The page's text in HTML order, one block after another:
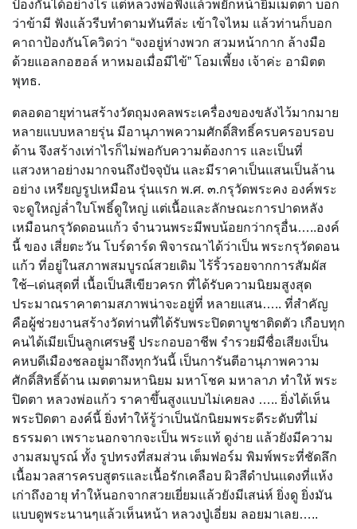
ป้องกันได้อย่างไร แต่หลวงพ่อฟังแล้วพยักหน้ายิ้มเมตตา บอก
ว่าข้ามี ฟังแล้วรีบทำตามทันทีล่ะ เข้าใจไหม แล้วท่านก็บอก
คาถาป้องกันโควิดว่า “จงอยู่ห่างพวก สวมหน้ากาก ล้างมือ
ด้วยแอลกอฮอล์ หาหมอเมื่อมีไข้” โอมเพี้ยง เจ้าค่ะ อามิตต
พุทธ.
ตลอดอายุท่านสร้างวัตถุมงคลพระเครื่องของขลังไว้มากมาย
หลายแบบหลายรุ่น มีอานุภาพความศักดิ์สิทธิ์ครบครอบรอบ
ด้าน จึงสร้างเท่าไรก็ไม่พอกับความต้องการ และเป็นที่
แสวงหาอย่างมากจนถึงปัจจุบัน และมีราคาเป็นแสนเป็นล้าน
อย่าง เหรียญรูปเหมือน รุ่นแรก พ.ศ. ๓.กรุวัดพระคง องค์พระ
จะดูใหญ่ล่ำใบโพธิ์ดูใหญ่ แต่เนื้อและลักษณะการปาดหลัง
เหมือนกรุวัดดอนแก้ว จำนวนพระมีพบน้อยกว่ากรุอื่น…..องค์
นี้ ของ เสี่ยตะวัน โบร์ดาร์ด พิจารณาได้ว่าเป็น พระกรุวัดดอน
แก้ว ที่อยู่ในสภาพสมบูรณ์สวยเดิม ไร้ริ้วรอยจากการสัมผัส
ใช้–เด่นสุดที่ เนื้อเป็นสีเขียวครก ที่ได้รับความนิยมสูงสุด
ประมาณราคาตามสภาพน่าจะอยู่ที่ หลายแสน….. ที่สำคัญ
คือผู้ช่วยงานสร้างวัดท่านที่ได้รับพระปิดตาบูชาติดตัว เกือบทุก
คนได้เมียเป็นลูกเศรษฐี ประกอบอาชีพ รำรวยมีชื่อเสียงเป็น
คหบดีเมืองชลอยู่มาถึงทุกวันนี้ เป็นการันตีอานุภาพความ
ศักดิ์สิทธิ์ด้าน เมตตามหานิยม มหาโชค มหาลาภ ทำให้ พระ
ปิดตา หลวงพ่อแก้ว ราคาขึ้นสูงแบบไม่เคยลง ….. ยิ่งได้เห็น
พระปิดตา องค์นี้ ยิ่งทำให้รู้ว่าเป็นนักนิยมพระดีระดับที่ไม่
ธรรมดา เพราะนอกจากจะเป็น พระแท้ ดูง่าย แล้วยังมีความ
งามสมบูรณ์ ทั้ง รูปทรงที่สมส่วน เต็มฟอร์ม พิมพ์พระที่ชัดลึก
เนื้อมวลสารครบสูตรและเนื้อรักเคลือบ ผิวสีดำปนแดงที่แห้ง
เก่าถึงอายุ ทำให้นอกจากสวยเยี่ยมแล้วยังมีเสน่ห์ ยิ่งดู ยิ่งมัน
แบบดูพระนานๆแล้วเห็นหน้า หลวงปู่เอี่ยม ลอยมาเลย…..